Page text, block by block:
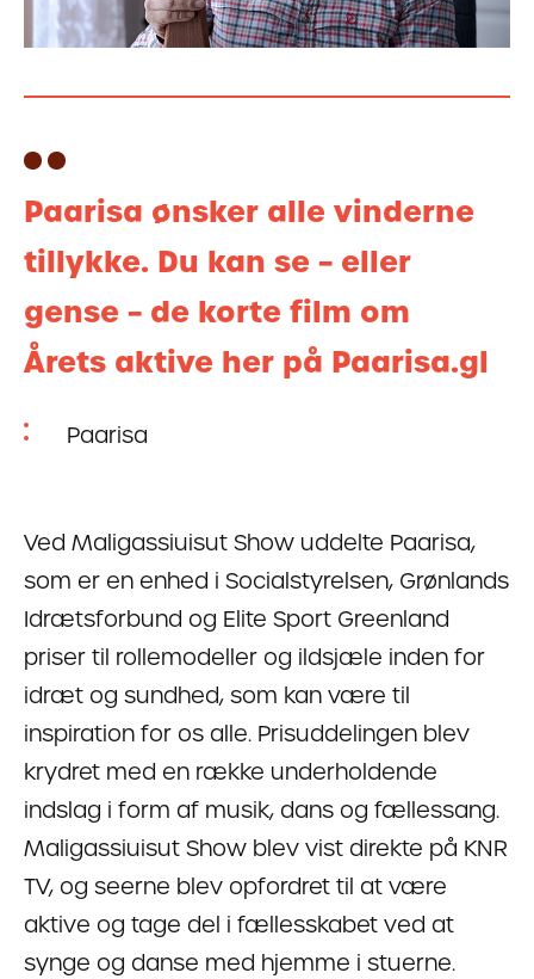
Paarisa ønsker alle vinderne
tillykke. Du kan se – eller
gense – de korte film om
Årets aktive her på Paarisa.gl
Paarisa
Ved Maligassiuisut Show uddelte Paarisa,
som er en enhed i Socialstyrelsen, Grønlands
Idrætsforbund og Elite Sport Greenland
priser til rollemodeller og ildsjæle inden for
idræt og sundhed, som kan være til
inspiration for os alle. Prisuddelingen blev
krydret med en række underholdende
indslag i form af musik, dans og fællessang.
Maligassiuisut Show blev vist direkte på KNR
TV, og seerne blev opfordret til at være
aktive og tage del i fællesskabet ved at
synge og danse med hjemme i stuerne.